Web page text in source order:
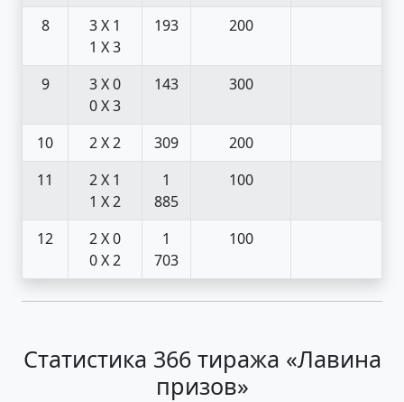
8
3 X 1
1 X 3
193 200
9
3 X 0
0 X 3
143 300
10 2 X 2 309
200
11
2 X 1
1 X 2
1
885
100
12
2 X 0
0 X 2
1
703
100
Статистика 366 тиража «Лавина
призов»